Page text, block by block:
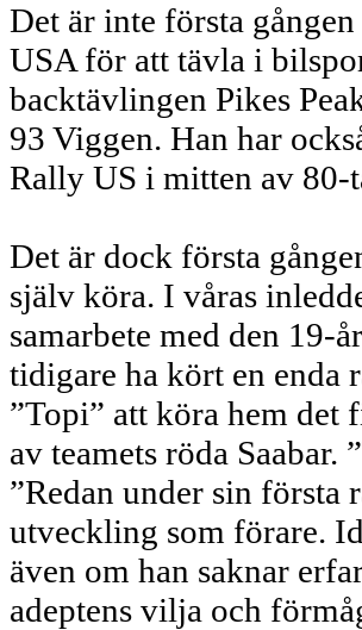
Det är inte första
USA för att tävla i
backtävlingen Pikes
93 Viggen. Han har
Rally US i mitten av
Det är dock första
själv köra. I våras
samarbete med den 19-
tidigare ha kört en enda
”Topi” att köra hem det
av teamets röda
”Redan under sin första
utveckling som förare.
även om han saknar
adeptens vilja och